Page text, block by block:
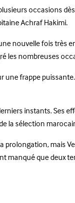
occasions
Achraf Hakimi.
nouvelle fois
nombreuses
frappe
instants.
la sélection
mais
manqué que